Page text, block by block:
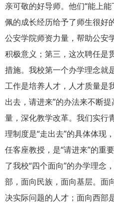
亲可敬的好导师。他们“能上
佩的成长经历给予了师生很好
公安学院师资力量，帮助公安
积极意义；第三，这次聘任是
措施。我校第一个办学理念就
工作是培养人才，人才质量是
出去，请进来”的办法来不断
量，深化教学改革。我们实行
理制度是“走出去”的具体体现
任客座教授，是“请进来”的重
了我校“四个面向”的办学理念
部，面向民族，面向基层。面
决实际问题的人才；面向西部